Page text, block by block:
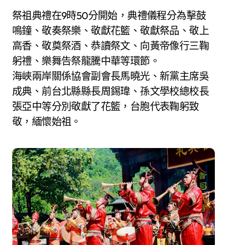
祭祖典禮在9時50分開始，典禮儀程分為擊鼓
鳴鐘、敬奏祭樂、敬獻花籃、敬獻祭品、敬上
高香、敬奠祭酒、恭讀祭文、向黃帝像行三鞠
躬禮、樂舞告祭龍騰中華等環節。
海峽兩岸關係協會副會長馬曉光、新黨主席吳
成典、前台北縣縣長周錫瑋、孫文學校總校長
張亞中等分別敬獻了花籃，台胞代表鞠躬致
敬，緬懷始祖。